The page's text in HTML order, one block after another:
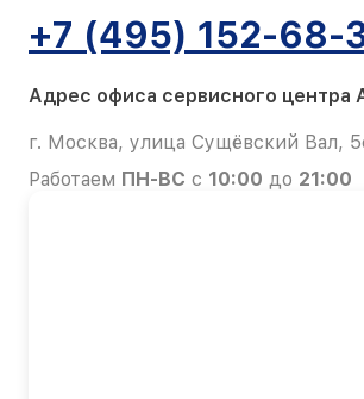
+7 (495) 152-68-
Адрес офиса сервисного центра
г. Москва, улица Сущёвский Вал,
Работаем ПН-ВС с 10:00 до 21:00